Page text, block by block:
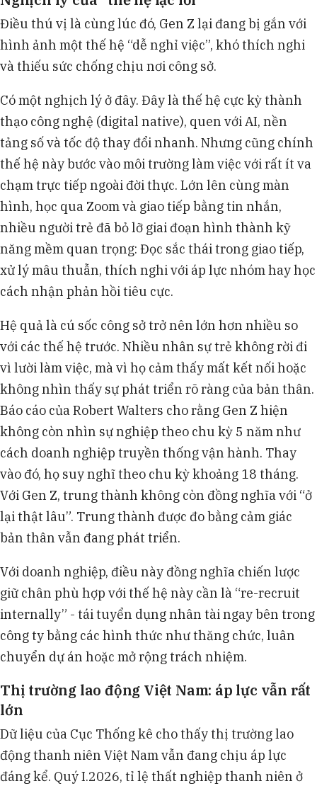
Điều thú vị là cùng lúc đó, Gen Z lại đang bị gắn với
hình ảnh một thế hệ “dễ nghỉ việc”, khó thích nghi
và thiếu sức chống chịu nơi công sở.
Có một nghịch lý ở đây. Đây là thế hệ cực kỳ thành
thạo công nghệ (digital native), quen với AI, nền
tảng số và tốc độ thay đổi nhanh. Nhưng cũng chính
thế hệ này bước vào môi trường làm việc với rất ít va
chạm trực tiếp ngoài đời thực. Lớn lên cùng màn
hình, học qua Zoom và giao tiếp bằng tin nhắn,
nhiều người trẻ đã bỏ lỡ giai đoạn hình thành kỹ
năng mềm quan trọng: Đọc sắc thái trong giao tiếp,
xử lý mâu thuẫn, thích nghi với áp lực nhóm hay học
cách nhận phản hồi tiêu cực.
Hệ quả là cú sốc công sở trở nên lớn hơn nhiều so
với các thế hệ trước. Nhiều nhân sự trẻ không rời đi
vì lười làm việc, mà vì họ cảm thấy mất kết nối hoặc
không nhìn thấy sự phát triển rõ ràng của bản thân.
Báo cáo của Robert Walters cho rằng Gen Z hiện
không còn nhìn sự nghiệp theo chu kỳ 5 năm như
cách doanh nghiệp truyền thống vận hành. Thay
vào đó, họ suy nghĩ theo chu kỳ khoảng 18 tháng.
Với Gen Z, trung thành không còn đồng nghĩa với “ở
lại thật lâu”. Trung thành được đo bằng cảm giác
bản thân vẫn đang phát triển.
Với doanh nghiệp, điều này đồng nghĩa chiến lược
giữ chân phù hợp với thế hệ này cần là “re-recruit
internally” - tái tuyển dụng nhân tài ngay bên trong
công ty bằng các hình thức như thăng chức, luân
chuyển dự án hoặc mở rộng trách nhiệm.
Thị trường lao động Việt Nam: áp lực vẫn rất
lớn
Dữ liệu của Cục Thống kê cho thấy thị trường lao
động thanh niên Việt Nam vẫn đang chịu áp lực
đáng kể. Quý I.2026, tỉ lệ thất nghiệp thanh niên ở